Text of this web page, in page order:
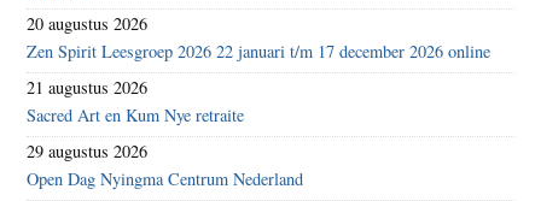
20 augustus 2026
Zen Spirit Leesgroep 2026 22 januari t/m 17 december 2026 online
21 augustus 2026
Sacred Art en Kum Nye retraite
29 augustus 2026
Open Dag Nyingma Centrum Nederland